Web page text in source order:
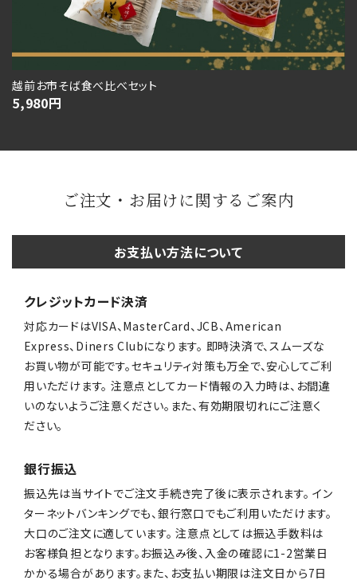
越前お市そば食べ比べセット
5,980円
ご注文・お届けに関するご案内
お支払い方法について
クレジットカード決済
対応カードはVISA、MasterCard、JCB、American
Express、Diners Clubになります。 即時決済で、スムーズな
お買い物が可能です。セキュリティ対策も万全で、安心してご利
用いただけます。 注意点としてカード情報の入力時は、お間違
いのないようご注意ください。また、有効期限切れにご注意く
ださい。
銀行振込
振込先は当サイトでご注文手続き完了後に表示されます。 イン
ターネットバンキングでも、銀行窓口でもご利用いただけます。
大口のご注文に適しています。 注意点としては振込手数料は
お客様負担となります。お振込み後、入金の確認に1-2営業日
かかる場合があります。また、お支払い期限は注文日から7日